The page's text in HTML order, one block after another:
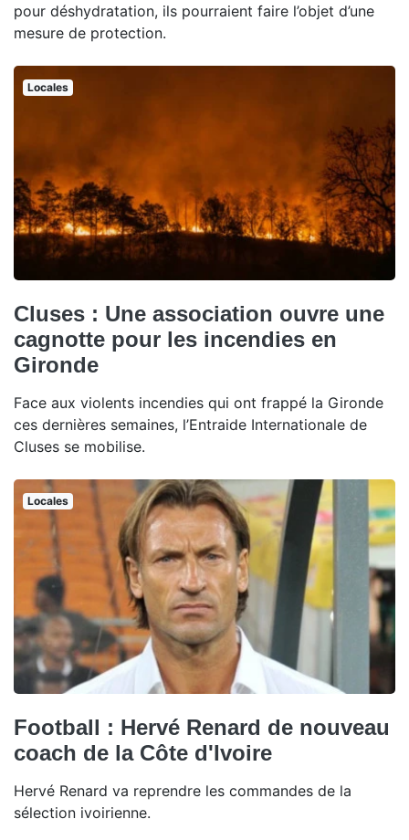
pour déshydratation, ils pourraient faire l’objet d’une
mesure de protection.
Locales
Cluses : Une association ouvre une
cagnotte pour les incendies en
Gironde
Face aux violents incendies qui ont frappé la Gironde
ces dernières semaines, l’Entraide Internationale de
Cluses se mobilise.
Locales
Football : Hervé Renard de nouveau
coach de la Côte d'Ivoire
Hervé Renard va reprendre les commandes de la
sélection ivoirienne.